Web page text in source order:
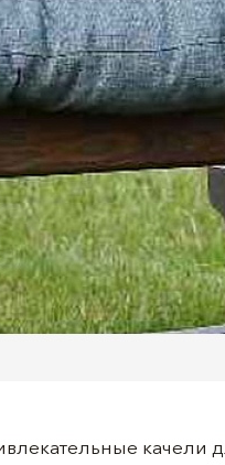
качели